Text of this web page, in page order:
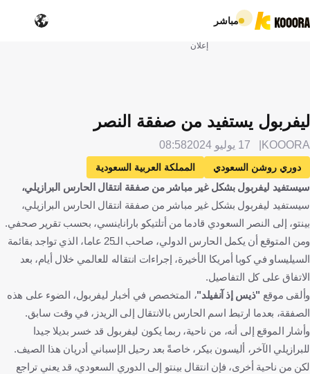
مباشر
إعلان
ليفربول يستفيد من صفقة النصر
KOOORA 17 يوليو 2024 08:58
دوري روشن السعودي
المملكة العربية السعودية
الدوري الإنجليزي الممتاز
إنجلترا ليفربول
النصر
البرازيل
البرازيل أليسون بيكر بينتو
الإنتقالات
كرة قدم
سيستفيد ليفربول بشكل غير مباشر من صفقة انتقال الحارس البرازيلي،
سيستفيد ليفربول بشكل غير مباشر من صفقة انتقال الحارس البرازيلي،
بينتو، إلى النصر السعودي قادما من أتلتيكو باراناينسي، بحسب تقرير صحفي.
ومن المتوقع أن يكمل الحارس الدولي، صاحب الـ25 عاما، الذي تواجد بقائمة
السيليساو في كوبا أمريكا الأخيرة، إجراءات انتقاله للعالمي خلال أيام، بعد
الاتفاق على كل التفاصيل.
وألقى موقع "ذيس إذ آنفيلد"، المتخصص في أخبار ليفربول، الضوء على هذه
الصفقة، بعدما ارتبط اسم الحارس بالانتقال إلى الريدز، في وقت سابق.
وأشار الموقع إلى أنه، من ناحية، ربما يكون ليفربول قد خسر بديلا جيدا
للبرازيلي الآخر، أليسون بيكر، خاصةً بعد رحيل الإسباني أدريان هذا الصيف.
لكن من ناحية أخرى، فإن انتقال بينتو إلى الدوري السعودي، قد يعني تراجع